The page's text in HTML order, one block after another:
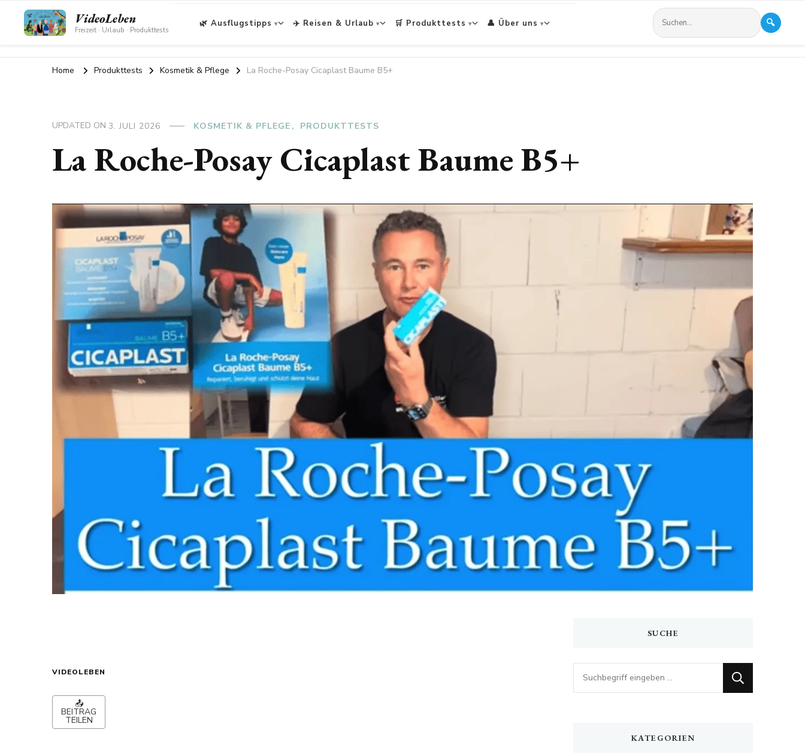
VideoLeben
Freizeit · Urlaub · Produkttests
🌿 Ausflugstipps ✈️ Reisen & Urlaub 🛒 Produkttests 👤 Über uns 🔍
Home Produkttests Kosmetik & Pflege La Roche-Posay Cicaplast Baume B5+
UPDATED ON 3. JULI 2026 KOSMETIK & PFLEGE PRODUKTTESTS
La Roche-Posay Cicaplast Baume B5+
VIDEOLEBEN
📤
BEITRAG
TEILEN
SUCHE
Looking
for
KATEGORIEN